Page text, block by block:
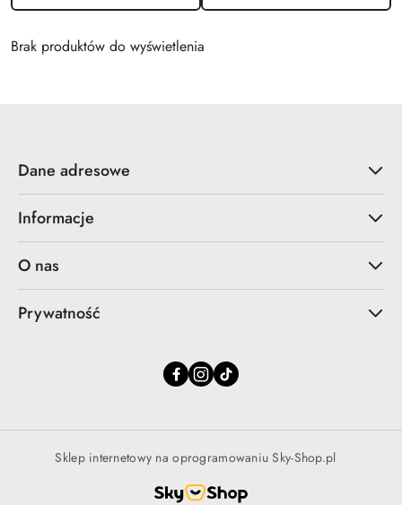
Brak produktów do wyświetlenia
Dane adresowe
Informacje
O nas
Prywatność
Sklep internetowy na oprogramowaniu Sky-Shop.pl